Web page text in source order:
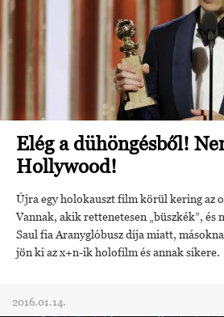
Elég a dühöngésből!
Hollywood!
Újra egy holokauszt film körül kering az
Vannak, akik rettenetesen „büszkék”, és
Saul fia Aranyglóbusz díja miatt,
jön ki az x+n-ik holofilm és annak sikere.
2016.01.14.